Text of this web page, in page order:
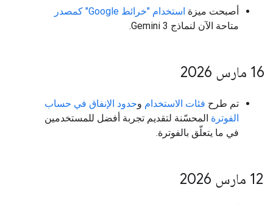
أصبحت ميزة استخدام "خرائط Google" كمصدر
متاحة الآن لنماذج Gemini 3.
‫16 مارس 2026
تم طرح فئات الاستخدام وحدود الإنفاق في حساب
الفوترة المحسّنة لتقديم تجربة أفضل للمستخدمين
في ما يتعلّق بالفوترة.
‫12 مارس 2026